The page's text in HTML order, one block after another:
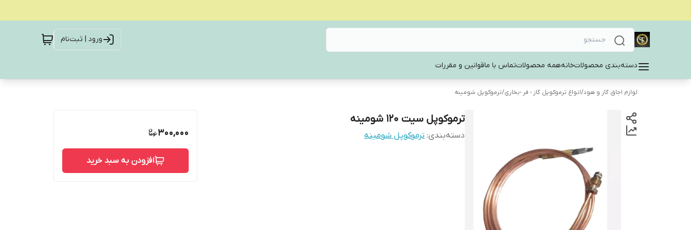
ورود | ثبت‌نام
دسته‌بندی محصولاتخانههمه محصولاتتماس با ماقوانین و مقررات
لوازم اجاق گاز و هود/انواع ترموکوپل گاز - فر -بخاری/ترموکوپل شومینه
ترموکوپل سیت ۱۲۰ شومینه
دسته‌بندی: ترموکوپل شومینه 300,000
افزودن به سبد خرید